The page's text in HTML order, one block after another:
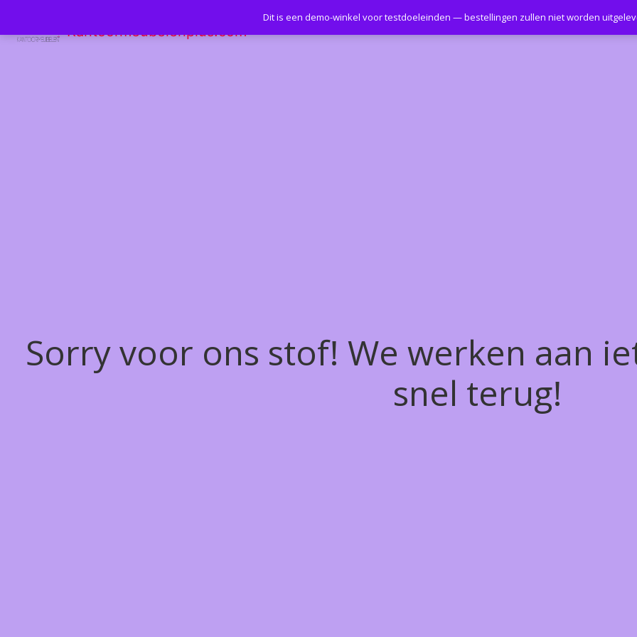
Kantoormeubelenplus.com
Sorry voor ons stof! We werken aan
snel terug!
Dit is een demo-winkel voor testdoeleinden — bestellingen zullen niet worden